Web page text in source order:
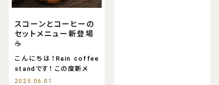
スコーンとコーヒーの
セットメニュー新登場
☕️
こんにちは！Rain coffee
standです！ この度新メ
2025.06.01